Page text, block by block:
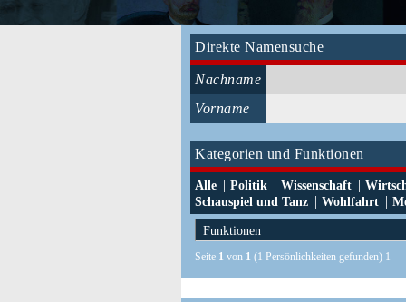
Direkte Namensuche
Nachname
Vorname
Kategorien und Funktionen
Alle | Politik | Wissenschaft |
Schauspiel und Tanz | Wohlfahrt |
Seite 1 von 1 (1 Persönlichkeiten gefunden) 1